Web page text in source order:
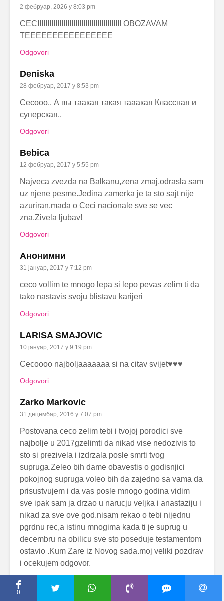
2 фебруар, 2026 у 8:03 pm
CECIIIIIIIIIIIIIIIIIIIIIIIIIIIIIIIIIIIIIIIIII OBOZAVAM
TEEEEEEEEEEEEEEEE
Odgovori
Deniska
28 фебруар, 2017 у 8:53 pm
Cecooo.. А вы таакая такая тааакая Классная и
суперская..
Odgovori
Bebica
12 фебруар, 2017 у 5:55 pm
Najveca zvezda na Balkanu,zena zmaj,odrasla sam
uz njene pesme.Jedina zamerka je ta sto sajt nije
azuriran,mada o Ceci nacionale sve se vec
zna.Zivela ljubav!
Odgovori
Анонимни
31 јануар, 2017 у 7:12 pm
ceco vollim te mnogo lepa si lepo pevas zelim ti da
tako nastavis svoju blistavu karijeri
Odgovori
LARISA SMAJOVIC
10 јануар, 2017 у 9:19 pm
Cecoooo najboljaaaaaaa si na citav svijet♥♥♥
Odgovori
Zarko Markovic
31 децембар, 2016 у 7:07 pm
Postovana ceco zelim tebi i tvojoj porodici sve
najbolje u 2017gzelimti da nikad vise nedozivis to
sto si prezivela i izdrzala posle smrti tvog
supruga.Zeleo bih dame obavestis o godisnjici
pokojnog supruga voleo bih da zajedno sa vama da
prisustvujem i da vas posle mnogo godina vidim
sve ipak sam ja drzao u narucju veljka i anastaziju i
nikad za sve ove god.nisam rekao o tebi nijednu
pgrdnu rec,a istinu mnogima kada ti je suprug u
decembru na obilicu sve sto poseduje testamentom
ostavio .Kum Zare iz Novog sada.moj veliki pozdrav
i ocekujem odgovor.
Odgovori
0